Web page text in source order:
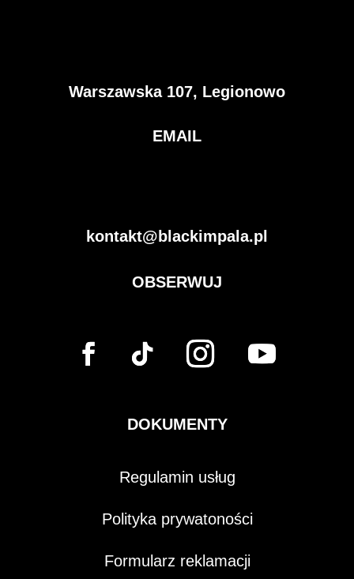
Warszawska 107, Legionowo
EMAIL
kontakt@blackimpala.pl
OBSERWUJ
DOKUMENTY
Regulamin usług
Polityka prywatoności
Formularz reklamacji